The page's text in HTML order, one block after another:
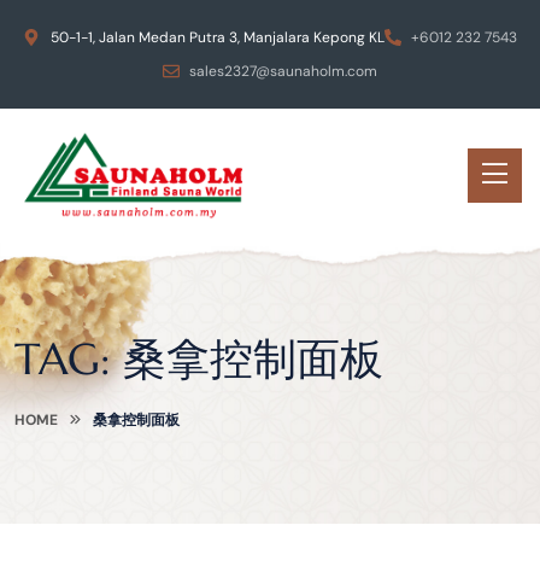
50-1-1, Jalan Medan Putra 3, Manjalara Kepong KL
+6012 232 7543
sales2327@saunaholm.com
TAG:桑拿控制面板
HOME 桑拿控制面板